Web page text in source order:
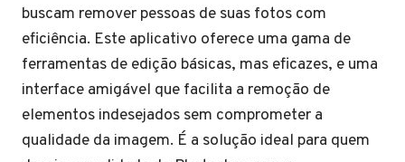
buscam remover pessoas de suas fotos com
eficiência. Este aplicativo oferece uma gama de
ferramentas de edição básicas, mas eficazes, e uma
interface amigável que facilita a remoção de
elementos indesejados sem comprometer a
qualidade da imagem. É a solução ideal para quem